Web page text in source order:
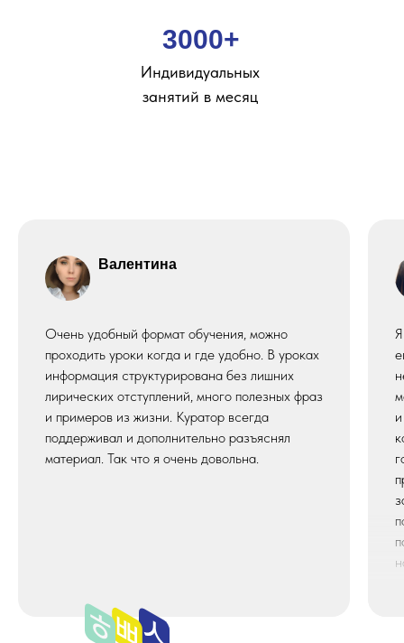
3000+
Индивидуальных
занятий в месяц
Валентина
Очень удобный формат обучения, можно
проходить уроки когда и где удобно. В уроках
информация структурирована без лишних
лирических отступлений, много полезных фраз
и примеров из жизни. Куратор всегда
поддерживал и дополнительно разъяснял
материал. Так что я очень довольна.